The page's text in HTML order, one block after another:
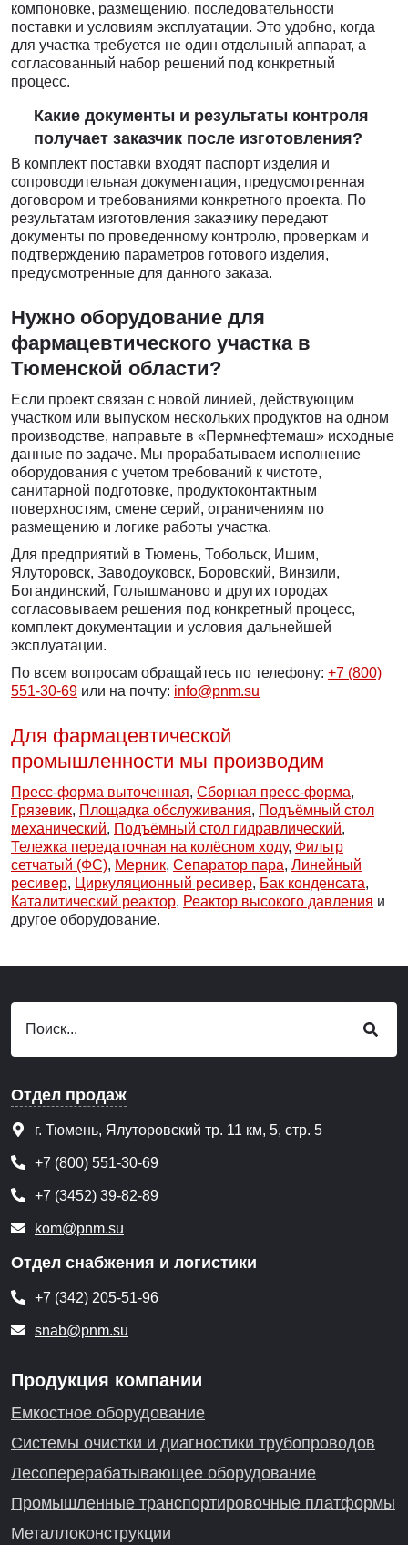
компоновке, размещению, последовательности
поставки и условиям эксплуатации. Это удобно, когда
для участка требуется не один отдельный аппарат, а
согласованный набор решений под конкретный
процесс.
Какие документы и результаты контроля
получает заказчик после изготовления?
В комплект поставки входят паспорт изделия и
сопроводительная документация, предусмотренная
договором и требованиями конкретного проекта. По
результатам изготовления заказчику передают
документы по проведенному контролю, проверкам и
подтверждению параметров готового изделия,
предусмотренные для данного заказа.
Нужно оборудование для
фармацевтического участка в
Тюменской области?
Если проект связан с новой линией, действующим
участком или выпуском нескольких продуктов на одном
производстве, направьте в «Пермнефтемаш» исходные
данные по задаче. Мы прорабатываем исполнение
оборудования с учетом требований к чистоте,
санитарной подготовке, продуктоконтактным
поверхностям, смене серий, ограничениям по
размещению и логике работы участка.
Для предприятий в Тюмень, Тобольск, Ишим,
Ялуторовск, Заводоуковск, Боровский, Винзили,
Богандинский, Голышманово и других городах
согласовываем решения под конкретный процесс,
комплект документации и условия дальнейшей
эксплуатации.
По всем вопросам обращайтесь по телефону: +7 (800)
551-30-69 или на почту: info@pnm.su
Для фармацевтической
промышленности мы производим
Пресс-форма выточенная, Сборная пресс-форма,
Грязевик, Площадка обслуживания, Подъёмный стол
механический, Подъёмный стол гидравлический,
Тележка передаточная на колёсном ходу, Фильтр
сетчатый (ФС), Мерник, Сепаратор пара, Линейный
ресивер, Циркуляционный ресивер, Бак конденсата,
Каталитический реактор, Реактор высокого давления и
другое оборудование.
Отдел продаж
г. Тюмень, Ялуторовский тр. 11 км, 5, стр. 5
+7 (800) 551-30-69
+7 (3452) 39-82-89
kom@pnm.su
Отдел снабжения и логистики
+7 (342) 205-51-96
snab@pnm.su
Продукция компании
Емкостное оборудование
Системы очистки и диагностики трубопроводов
Лесоперерабатывающее оборудование
Промышленные транспортировочные платформы
Металлоконструкции